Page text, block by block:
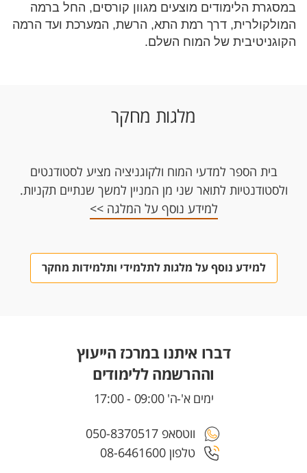
במסגרת הלימודים מוצעים מגוון קורסים, החל ברמה
המולקולרית, דרך רמת התא, הרשת, המערכת ועד הרמה
הקוגניטיבית של המוח השלם.
מלגות מחקר
בית הספר למדעי המוח ולקוגניציה מציע לסטודנטים
ולסטודנטיות לתואר שני מן המניין למשך שנתיים תקניות.
למידע נוסף על המלגה >>
למידע נוסף על מלגות לתלמידי ותלמידות מחקר
דברו איתנו במרכז הייעוץ
וההרשמה ללימודים
ימים א'-ה' 09:00 - 17:00
טלפון 08-6461600
ווטסאפ 050-8370517